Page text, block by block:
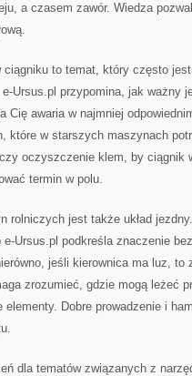
a czasem zawór. Wiedza
ciągniku to temat, który często
Ursus.pl przypomina, jak ważny
Cię awaria w najmniej
które w starszych maszynach
oczyszczenie klem, by ciągnik
termin w polu.
rolniczych jest także układ
e-Ursus.pl podkreśla znaczenie
jeśli kierownica ma luz, to
zrozumieć, gdzie mogą leżeć
Dobre prowadzenie i
dla tematów związanych z